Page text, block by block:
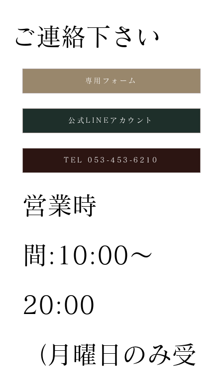
専用フォーム
TEL 053-453-6210
公式LINEアカウント
ご連絡下さい
営業時
間:10:00〜
20:00
（月曜日のみ受